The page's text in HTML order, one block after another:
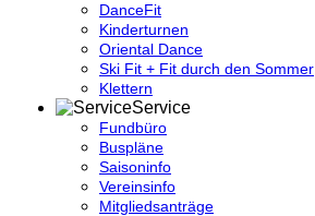
DanceFit
Kinderturnen
Oriental Dance
Ski Fit + Fit durch den Sommer
Klettern
Service
Fundbüro
Buspläne
Saisoninfo
Vereinsinfo
Mitgliedsanträge